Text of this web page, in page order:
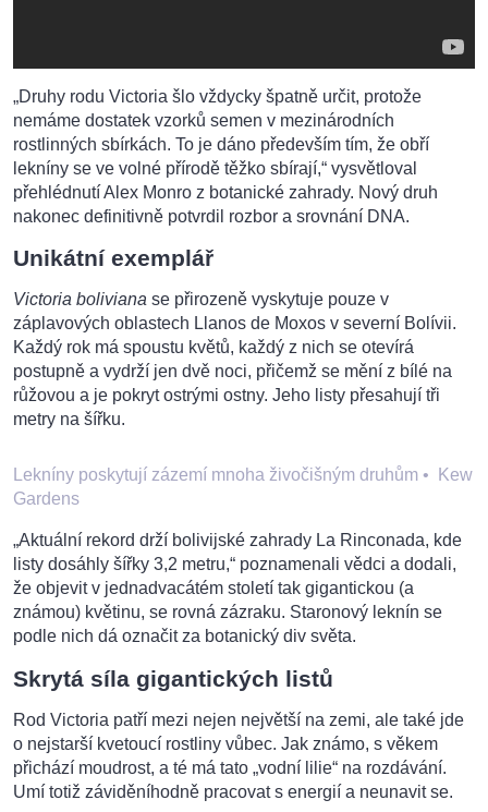
„Druhy rodu Victoria šlo vždycky špatně určit, protože
nemáme dostatek vzorků semen v mezinárodních
rostlinných sbírkách. To je dáno především tím, že obří
lekníny se ve volné přírodě těžko sbírají,“ vysvětloval
přehlédnutí Alex Monro z botanické zahrady. Nový druh
nakonec definitivně potvrdil rozbor a srovnání DNA.
Unikátní exemplář
Victoria boliviana se přirozeně vyskytuje pouze v
záplavových oblastech Llanos de Moxos v severní Bolívii.
Každý rok má spoustu květů, každý z nich se otevírá
postupně a vydrží jen dvě noci, přičemž se mění z bílé na
růžovou a je pokryt ostrými ostny. Jeho listy přesahují tři
metry na šířku.
Lekníny poskytují zázemí mnoha živočišným druhům •
Kew
Gardens
„Aktuální rekord drží bolivijské zahrady La Rinconada, kde
listy dosáhly šířky 3,2 metru,“ poznamenali vědci a dodali,
že objevit v jednadvacátém století tak gigantickou (a
známou) květinu, se rovná zázraku. Staronový leknín se
podle nich dá označit za botanický div světa.
Skrytá síla gigantických listů
Rod Victoria patří mezi nejen největší na zemi, ale také jde
o nejstarší kvetoucí rostliny vůbec. Jak známo, s věkem
přichází moudrost, a té má tato „vodní lilie“ na rozdávání.
Umí totiž záviděníhodně pracovat s energií a neunavit se.